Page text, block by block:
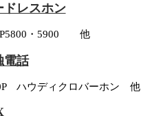
ドレスホン
・5900 他
電話
ィクロバーホン 他